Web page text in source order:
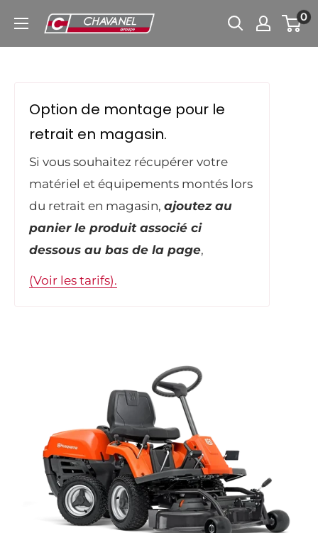
Chavanel.fr 0
Option de montage pour le
retrait en magasin.
Si vous souhaitez récupérer votre
matériel et équipements montés lors
du retrait en magasin, ajoutez au
panier le produit associé ci
dessous au bas de la page,
(Voir les tarifs).